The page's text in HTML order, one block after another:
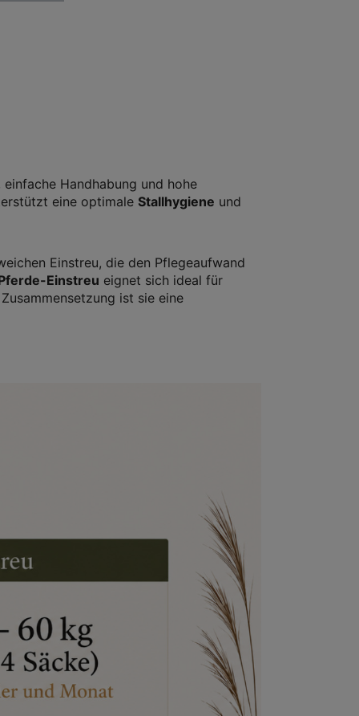
Handhabung und hohe
eine optimale Stallhygiene und
Einstreu, die den Pflegeaufwand
Einstreu eignet sich ideal für
ist sie eine